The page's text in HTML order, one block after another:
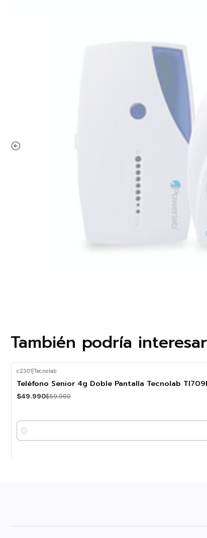
También podría
-17% OFF
c2301 Tecnolab
Teléfono Senior 4g Doble Pantalla Tecnolab
$49.990$59.990
Cantidad